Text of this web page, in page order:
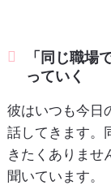
「同じ職場
っていく
彼はいつも今日
話してきます。
きたくありませ
聞いています。